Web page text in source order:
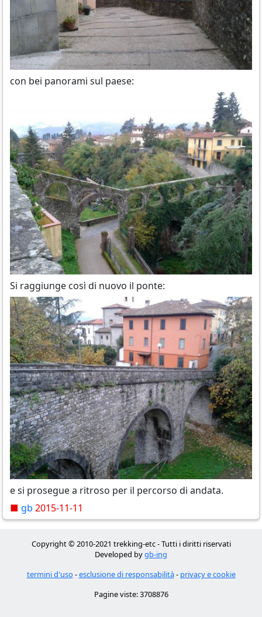
con bei panorami sul paese:
Si raggiunge così di nuovo il ponte:
e si prosegue a ritroso per il percorso di andata.
■ gb 2015-11-11
Copyright © 2010-2021 trekking-etc - Tutti i diritti riservati
Developed bygb-ing
termini d'uso -esclusione di responsabilità- privacy e cookie
Pagine viste: 3708876